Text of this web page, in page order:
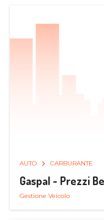
AUTO CARBURANTE
Gaspal - Prezzi
Gestione Veicolo